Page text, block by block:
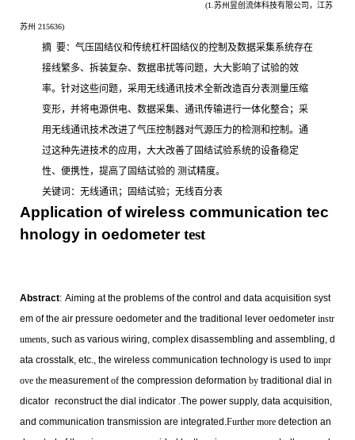
(1.苏州昱创流体科技有限公司 ，江苏
苏州 215636)
摘 要： 气压固结仪和传统杠杆固结仪的控制及数据采集系统存在
接线繁多、拆装复杂、数据串扰等问题，大大影响了试验的效
率。针对这些问题，采用无线通讯技术全新改造百分表测量压缩
变形，并将电源供电、数据采集、通讯传输进行一体化整合；采
用无线通讯技术改进了气压控制器对气源压力的检测和控制。通
过这种先进技术的应用，大大改善了固结试验系统的设备稳定
性、便携性，提高了固结试验的 测试精度。
关键词 ：无线通讯；固结试验；无线百分表
Application of wireless communication tec
hnology in oedometertest
Abstract: Aiming at the problems of the control and data acquisition syst
em of the air pressure oedometer and the traditional lever oedometer instr
uments, such as various wiring, complex disassembling and assembling, d
ata crosstalk, etc., the wireless communication technology is used to impr
ove the measurementof the compression deformation by traditional dial in
dicator reconstruct the dial indicator .The power supply, data acquisition,
and communication transmission are integrated.Further more detection an